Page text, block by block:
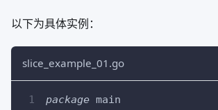
以下为具体实例：
slice_example_01.go
package main